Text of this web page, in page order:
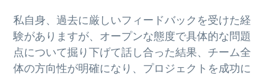
私自身、過去に厳しいフィードバックを受けた経
験がありますが、オープンな態度で具体的な問題
点について掘り下げて話し合った結果、チーム全
体の方向性が明確になり、プロジェクトを成功に